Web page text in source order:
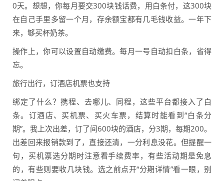
0天。想想，你每月要交300块钱话费，用白条付，这300块
在自己手里多留一个月，存余额宝都有几毛钱收益。一年下
来，够买杯奶茶。
操作上，你可以设置自动缴费。每月一号自动扣白条，省得
忘。
旅行出行，订酒店机票也支持
绑定了什么？携程、去哪儿、同程，这些平台都接入了白
条。订酒店、买机票、买火车票，结算时能看到“白条分
期”。我上次出差，订了间600块的酒店，分3期，每期200。
出差回来报销款到了，直接还清，一分利息没花。但提醒一
句，买机票选分期时注意看手续费率，有些活动期是免息
的，有些则要收几块钱。选之前点开“分期详情”看一眼，别